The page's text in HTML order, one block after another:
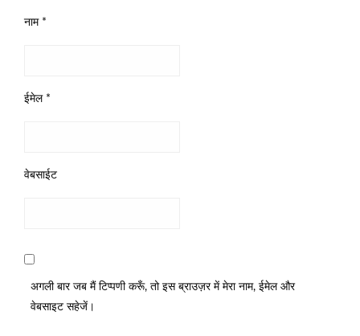
नाम *
ईमेल *
वेबसाईट
अगली बार जब मैं टिप्पणी करूँ, तो इस ब्राउज़र में मेरा नाम, ईमेल और
वेबसाइट सहेजें।